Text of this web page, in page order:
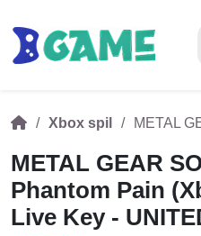
Xbox spil METAL
METAL GEAR
Phantom Pain
Live Key -